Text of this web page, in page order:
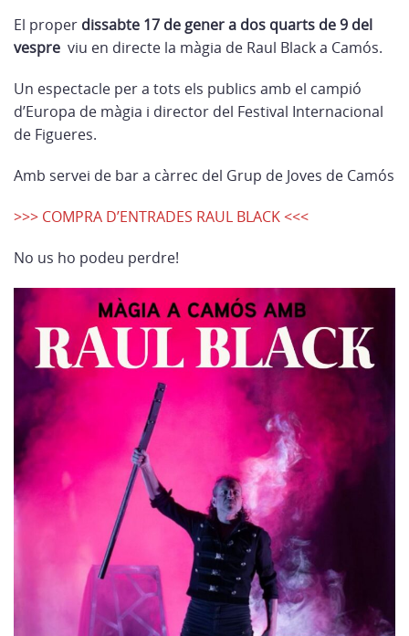
El proper dissabte 17 de gener a dos quarts de 9 del
vespre viu en directe la màgia de Raul Black a Camós.
Un espectacle per a tots els publics amb el campió
d’Europa de màgia i director del Festival Internacional
de Figueres.
Amb servei de bar a càrrec del Grup de Joves de Camós
>>> COMPRA D’ENTRADES RAUL BLACK <<<
No us ho podeu perdre!